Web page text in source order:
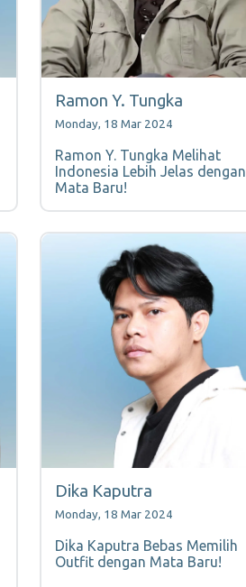
Ramon Y. Tungka
Monday, 18 Mar 2024
Ramon Y. Tungka Melihat
Indonesia Lebih Jelas dengan
Mata Baru!
Dika Kaputra
Monday, 18 Mar 2024
Dika Kaputra Bebas Memilih
Outfit dengan Mata Baru!